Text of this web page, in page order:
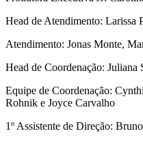
Head de Atendimento: Larissa
Atendimento: Jonas Monte,
Head de Coordenação: Juliana
Equipe de Coordenação:
Rohnik e Joyce Carvalho
1º Assistente de Direção: